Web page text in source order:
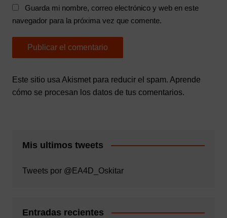
Guarda mi nombre, correo electrónico y web en este
navegador para la próxima vez que comente.
Este sitio usa Akismet para reducir el spam. Aprende
cómo se procesan los datos de tus comentarios.
Mis ultimos tweets
Tweets por @EA4D_Oskitar
Entradas recientes